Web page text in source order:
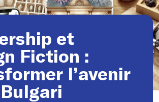
et
Fiction :
l’avenir